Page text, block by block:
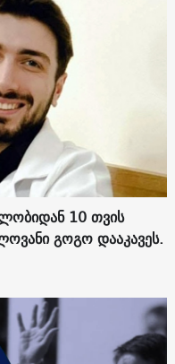
10 თვის
გოგო დააკავეს.